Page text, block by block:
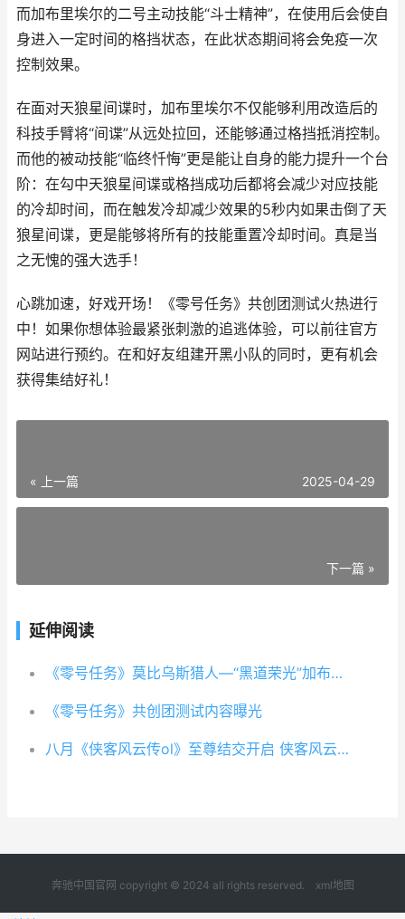
而加布里埃尔的二号主动技能“斗士精神”，在使用后会使自
身进入一定时间的格挡状态，在此状态期间将会免疫一次
控制效果。
在面对天狼星间谍时，加布里埃尔不仅能够利用改造后的
科技手臂将“间谍”从远处拉回，还能够通过格挡抵消控制。
而他的被动技能“临终忏悔”更是能让自身的能力提升一个台
阶：在勾中天狼星间谍或格挡成功后都将会减少对应技能
的冷却时间，而在触发冷却减少效果的5秒内如果击倒了天
狼星间谍，更是能够将所有的技能重置冷却时间。真是当
之无愧的强大选手！
心跳加速，好戏开场！《零号任务》共创团测试火热进行
中！如果你想体验最紧张刺激的追逃体验，可以前往官方
网站进行预约。在和好友组建开黑小队的同时，更有机会
获得集结好礼！
« 上一篇 2025-04-29
下一篇 »
延伸阅读
《零号任务》莫比乌斯猎人—“黑道荣光”加布里埃尔
《零号任务》共创团测试内容曝光
八月《侠客风云传ol》至尊结交开启 侠客风云单机版奔驰中国官网
奔驰中国官网 copyright © 2024 all rights reserved. xml地图